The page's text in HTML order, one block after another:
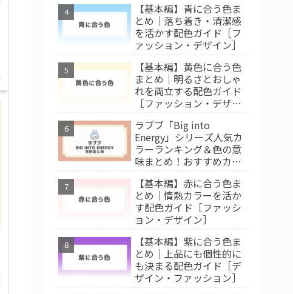
【基本編】青に合う色ま
とめ｜落ち着き・清潔感
を活かす配色ガイド［フ
ァッション・デザイン］
【基本編】黄色に合う色
まとめ｜明るさとおしゃ
れを両立する配色ガイド
［ファッション・デザイ
ラブブ「Big into
Energy」シリーズ人気カ
ラーランキング＆色の意
味まとめ！おすすめカラ
【基本編】赤に合う色ま
とめ｜情熱カラーを活か
す配色ガイド［ファッシ
ョン・デザイン］
【基本編】紫に合う色ま
とめ｜上品にも個性的に
も決まる配色ガイド［デ
ザイン・ファッション］